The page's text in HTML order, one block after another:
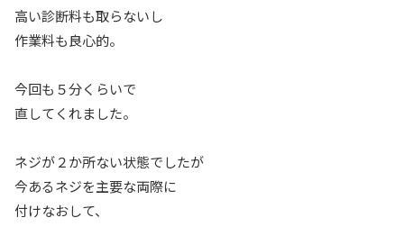
高い診断料も取らないし
作業料も良心的。
今回も５分くらいで
直してくれました。
ネジが２か所ない状態でしたが
今あるネジを主要な両際に
付けなおして、